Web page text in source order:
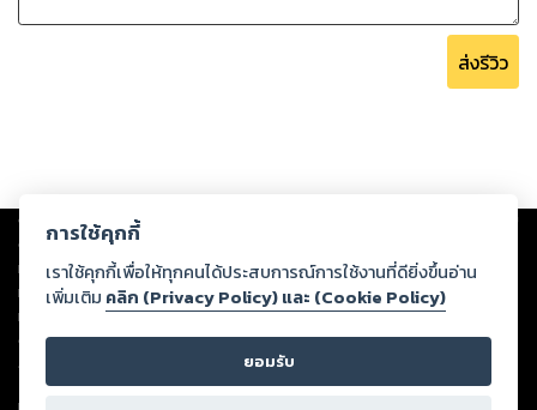
ส่งรีวิว
Copyright © 2026
ต่อผลงานหรือเนื้อหาใดที่อัปโหลดผ่านเว็บไซต์และปรากฏว่าละเมิดสิทธิใน
ทรัพย์สินทางปัญญาของบุคคลอื่นหรือขัดต่อกฎหมายและศีลธรรม ดังนั้น ผู้อ่าน
ทุกท่านโปรดใช้วิจารณญาณในการกลั่นกรองด้วยตนเอง และหากท่านพบว่าส่วน
หนึ่งส่วนใดขัดต่อกฎหมายและศีลธรรม กรุณาแจ้งมายังบริษัท เพื่อทีมงานจะได้
ดำเนินการในทันที ทั้งนี้ ทางสตอรี่ล็อกขอสงวนลิขสิทธิ์ตามพระราชบัญญัติ
ลิขสิทธิ์ พ.ศ. 2537 (ฉบับล่าสุด)
การใช้คุกกี้
เราใช้คุกกี้เพื่อให้ทุกคนได้ประสบการณ์การใช้งานที่ดียิ่งขึ้นอ่าน
เพิ่มเติม คลิก (Privacy Policy) และ (Cookie Policy)
ยอมรับ